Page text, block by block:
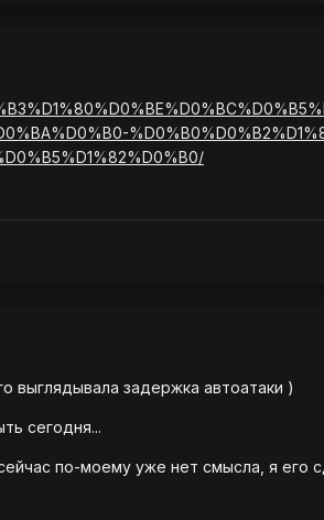
выглядывала задержка автоатаки )
сегодня...
по-моему уже нет смысла, я его